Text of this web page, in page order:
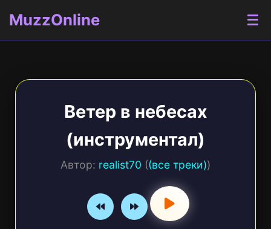
MuzzOnline
Ветер в небесах
(инструментал)
Автор: realist70 ((все треки))